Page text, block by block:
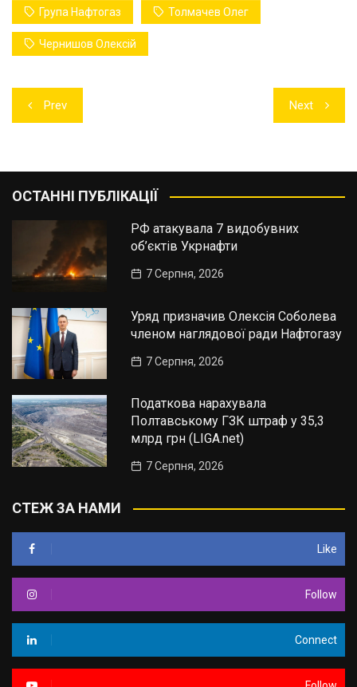
Група Нафтогаз Толмачев Олег
Чернишов Олексій
Навігація
записів
Prev Next
ОСТАННІ ПУБЛІКАЦІЇ
РФ атакувала 7 видобувних
об’єктів Укрнафти
7 Серпня, 2026
Уряд призначив Олексія Соболева
членом наглядової ради Нафтогазу
7 Серпня, 2026
Податкова нарахувала
Полтавському ГЗК штраф у 35,3
млрд грн (LIGA.net)
7 Серпня, 2026
СТЕЖ ЗА НАМИ
Like
Follow
Connect